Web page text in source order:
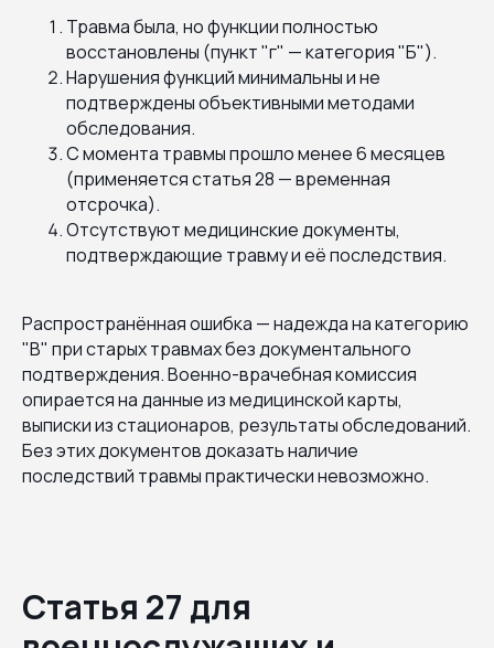
Травма была, но функции полностью
восстановлены (пункт "г" — категория "Б").
Нарушения функций минимальны и не
подтверждены объективными методами
обследования.
С момента травмы прошло менее 6 месяцев
(применяется статья 28 — временная
отсрочка).
Отсутствуют медицинские документы,
подтверждающие травму и её последствия.
Распространённая ошибка — надежда на категорию
"В" при старых травмах без документального
подтверждения. Военно-врачебная комиссия
опирается на данные из медицинской карты,
выписки из стационаров, результаты обследований.
Без этих документов доказать наличие
последствий травмы практически невозможно.
Статья 27 для